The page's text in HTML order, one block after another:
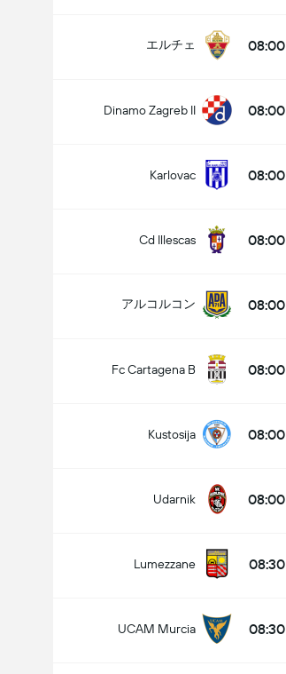
エルチェ 08:00
Dinamo Zagreb II 08:00
Karlovac 08:00
Cd Illescas 08:00
アルコルコン 08:00
Fc Cartagena B 08:00
Kustosija 08:00
Udarnik 08:00
Lumezzane 08:30
UCAM Murcia 08:30
試合のゴールの合計 (2.5)